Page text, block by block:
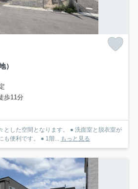
）
歩11分
とした空間となります。 ● 洗面室と脱衣室が
も便利です。 ● 1階... もっと見る